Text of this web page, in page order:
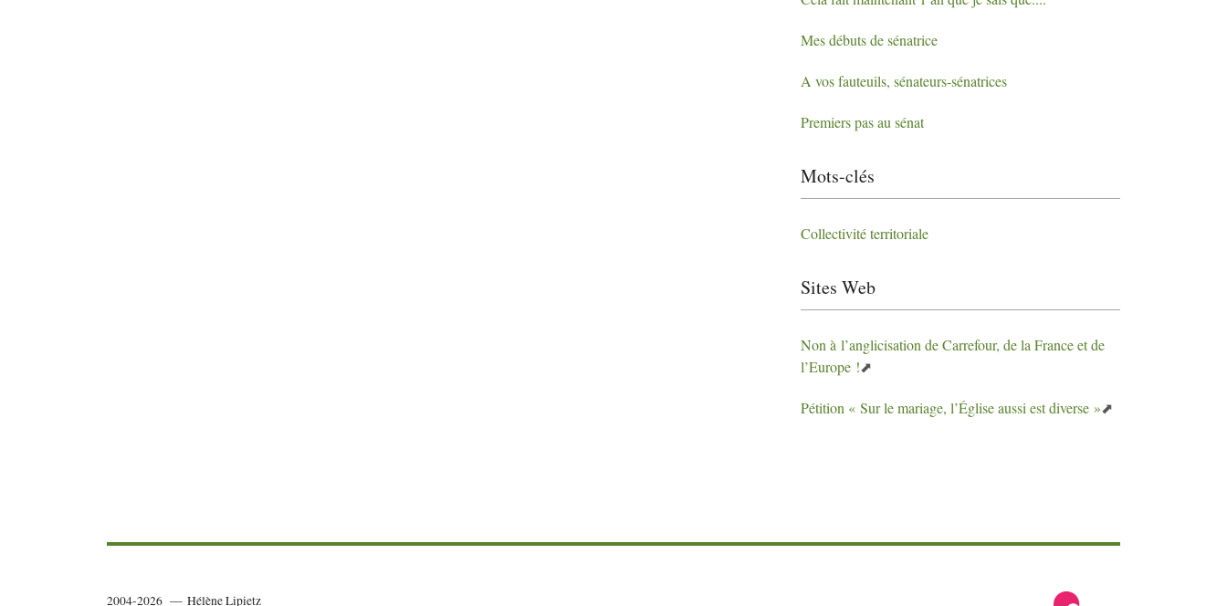
Mes débuts de sénatrice
A vos fauteuils, sénateurs-sénatrices
Premiers pas au sénat
Mots-clés
Collectivité territoriale
Sites Web
Non à l’anglicisation de Carrefour, de la France et de
l’Europe !
Pétition « Sur le mariage, l’Église aussi est diverse »
2004-2026 — Hélène Lipietz